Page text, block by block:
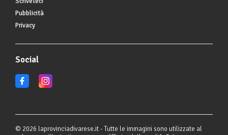
Pubblicità
Privacy
Social
© 2026 laprovinciadivarese.it - Tutte le immagini sono utilizzate al